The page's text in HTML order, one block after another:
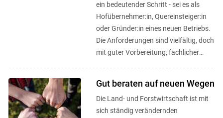
ein bedeutender Schritt - sei es als
Hofübernehmer:in, Quereinsteiger:in
oder Gründer:in eines neuen Betriebs.
Die Anforderungen sind vielfältig, doch
mit guter Vorbereitung, fachlicher
Gut beraten auf neuen Wegen
Die Land- und Forstwirtschaft ist mit
sich ständig verändernden